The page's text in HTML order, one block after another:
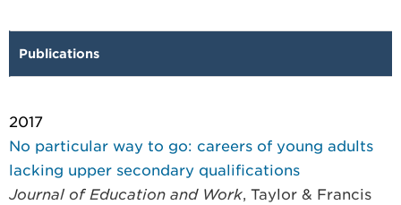
Publications
2017
No particular way to go: careers of young adults
lacking upper secondary qualifications
Journal of Education and Work, Taylor & Francis